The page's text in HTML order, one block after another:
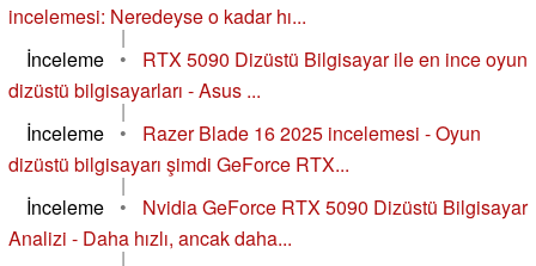
incelemesi: Neredeyse o kadar hı...
|
İnceleme
•
RTX 5090 Dizüstü Bilgisayar ile en ince oyun
dizüstü bilgisayarları - Asus ...
|
İnceleme
•
Razer Blade 16 2025 incelemesi - Oyun
dizüstü bilgisayarı şimdi GeForce RTX...
|
İnceleme
•
Nvidia GeForce RTX 5090 Dizüstü Bilgisayar
Analizi - Daha hızlı, ancak daha...
|